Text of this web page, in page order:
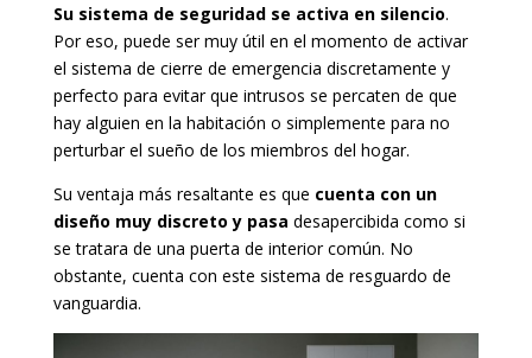
Su sistema de seguridad se activa en silencio.
Por eso, puede ser muy útil en el momento de activar
el sistema de cierre de emergencia discretamente y
perfecto para evitar que intrusos se percaten de que
hay alguien en la habitación o simplemente para no
perturbar el sueño de los miembros del hogar.
Su ventaja más resaltante es que cuenta con un
diseño muy discreto y pasa desapercibida como si
se tratara de una puerta de interior común. No
obstante, cuenta con este sistema de resguardo de
vanguardia.